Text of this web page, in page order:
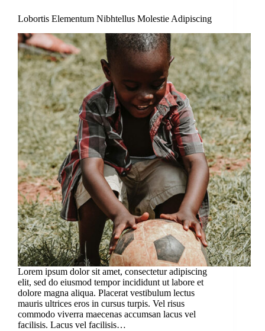
Lobortis Elementum Nibhtellus Molestie Adipiscing
Lorem ipsum dolor sit amet, consectetur adipiscing
elit, sed do eiusmod tempor incididunt ut labore et
dolore magna aliqua. Placerat vestibulum lectus
mauris ultrices eros in cursus turpis. Vel risus
commodo viverra maecenas accumsan lacus vel
facilisis. Lacus vel facilisis…